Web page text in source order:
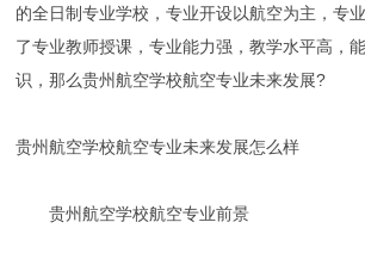
的全日制专业学校，专业开设以航空为主，专
了专业教师授课，专业能力强，教学水平高，
识，那么贵州航空学校航空专业未来发展?
贵州航空学校航空专业未来发展怎么样
贵州航空学校航空专业前景